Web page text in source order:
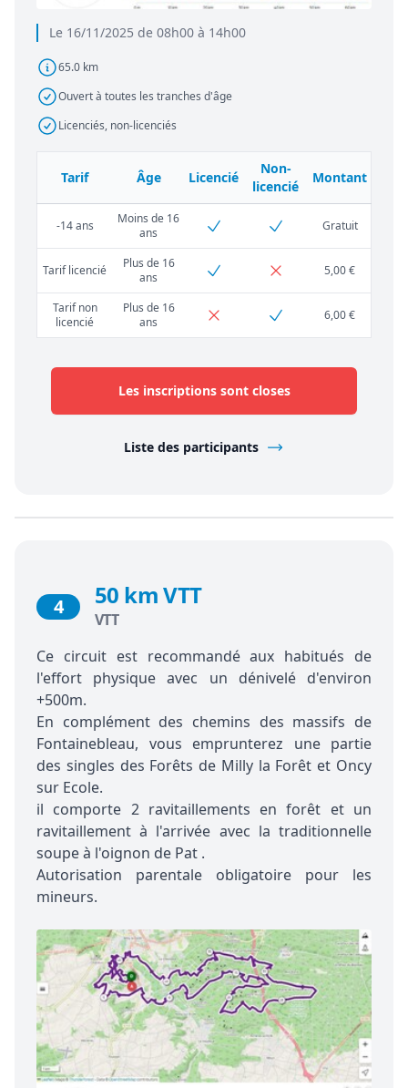
Le 16/11/2025 de 08h00 à 14h00
65.0 km
Ouvert à toutes les tranches d'âge
Licenciés, non-licenciés
Tarif Âge Licencié
Non-
licencié
Montant
-14 ans
Moins de 16
ans
Gratuit
Tarif licencié
Plus de 16
ans
5,00 €
Tarif non
licencié
Plus de 16
ans
6,00 €
Les inscriptions sont closes
Liste des participants
4 50 km VTT
VTT
Ce circuit est recommandé aux habitués de
l'effort physique avec un dénivelé d'environ
+500m.
En complément des chemins des massifs de
Fontainebleau, vous emprunterez une partie
des singles des Forêts de Milly la Forêt et Oncy
sur Ecole.
il comporte 2 ravitaillements en forêt et un
ravitaillement à l'arrivée avec la traditionnelle
soupe à l'oignon de Pat .
Autorisation parentale obligatoire pour les
mineurs.